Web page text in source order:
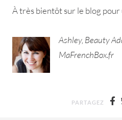
À très bientôt sur le blog
Ashley, Beauty
MaFrenchBox.fr
PARTAGEZ